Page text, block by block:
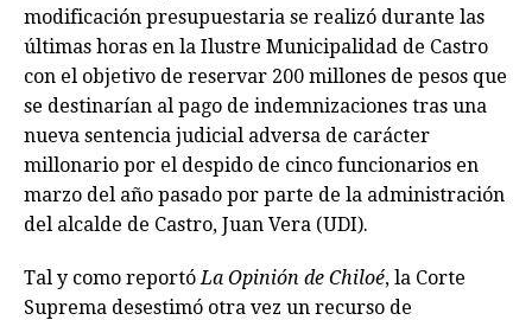
modificación presupuestaria se realizó durante las
últimas horas en la Ilustre Municipalidad de Castro
con el objetivo de reservar 200 millones de pesos que
se destinarían al pago de indemnizaciones tras una
nueva sentencia judicial adversa de carácter
millonario por el despido de cinco funcionarios en
marzo del año pasado por parte de la administración
del alcalde de Castro, Juan Vera (UDI).
Tal y como reportóLa Opinión de Chiloé, la Corte
Suprema desestimó otra vez un recurso de